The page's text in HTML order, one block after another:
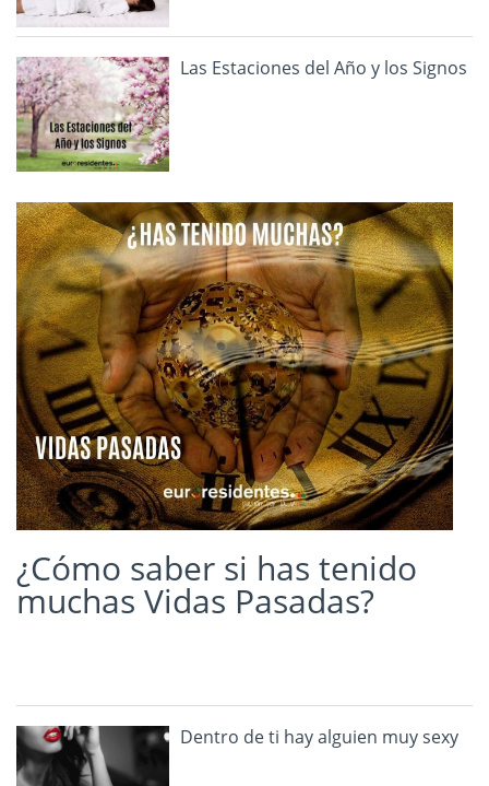
Las Estaciones del Año y los Signos
¿Cómo saber si has tenido
muchas Vidas Pasadas?
Dentro de ti hay alguien muy sexy